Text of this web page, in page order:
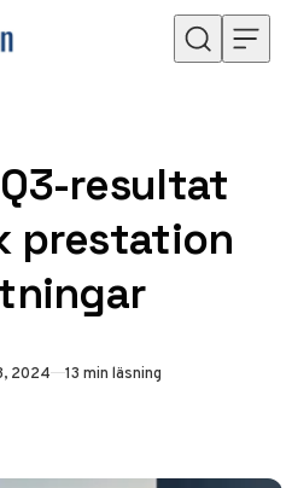
resultat
prestation
2024 13 min läsning